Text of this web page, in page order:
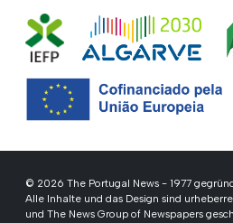
© 2026 The Portugal News - 1977
Alle Inhalte und das Design sind
und The News Group of Newspapers